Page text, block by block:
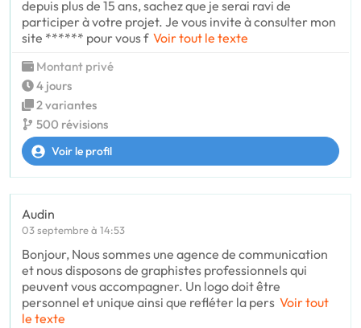
depuis plus de 15 ans, sachez que je serai ravi de
participer à votre projet. Je vous invite à consulter mon
site ****** pour vous f Voir tout le texte
Montant privé
4 jours
2 variantes
500 révisions
Voir le profil
Audin
03 septembre à 14:53
Bonjour, Nous sommes une agence de communication
et nous disposons de graphistes professionnels qui
peuvent vous accompagner. Un logo doit être
personnel et unique ainsi que refléter la pers Voir tout
le texte